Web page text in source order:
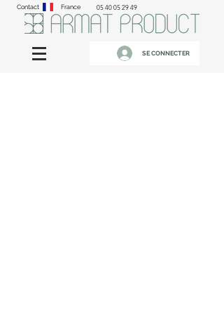
Contact France 05 40 05 29 49
SE CONNECTER